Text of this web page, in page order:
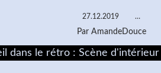
27.12.2019 …
Par AmandeDouce